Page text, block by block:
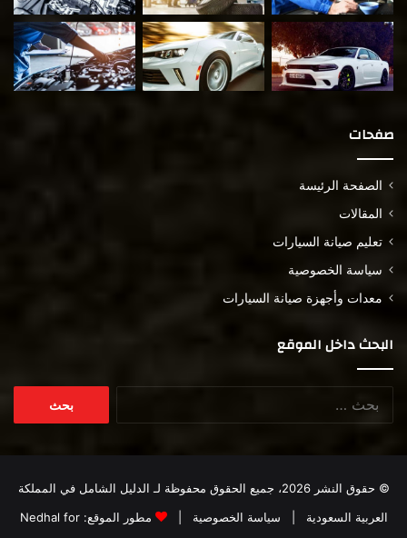
صفحات
الصفحة الرئيسة
المقالات
تعليم صيانة السيارات
سياسة الخصوصية
معدات وأجهزة صيانة السيارات
البحث داخل الموقع
© حقوق النشر 2026، جميع الحقوق محفوظة لـ
الدليل الشامل في المملكة
العربية السعودية
سياسة الخصوصية | مطور الموقع:Nedhal for